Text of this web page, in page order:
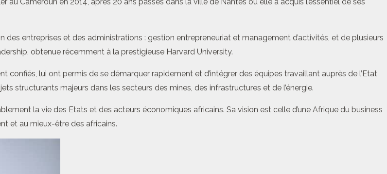
des entreprises et des administrations : gestion entrepreneuriat et management d’activités, et de plusieurs
obtenue récemment à la prestigieuse Harvard University.
lui ont permis de se démarquer rapidement et d’intégrer des équipes travaillant auprès de l’Etat
structurants majeurs dans les secteurs des mines, des infrastructures et de l’énergie.
la vie des Etats et des acteurs économiques africains. Sa vision est celle d’une Afrique du business
et au mieux-être des africains.